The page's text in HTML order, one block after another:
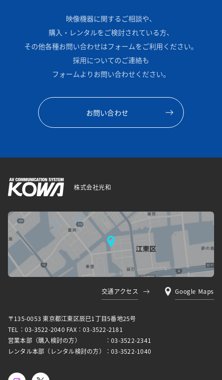
映像機器に関するご相談や、
購入・レンタルをご検討されている方、
その他各種お問い合わせはフォームをご利用ください。
採用についてのご連絡も
フォームよりお問い合わせください。
お問い合わせ
株式会社光和
交通アクセス Google Maps
〒135-0053 東京都江東区⾠⺒1丁⽬5番地25号
TEL：03-3522-2040 FAX：03-3522-2181
営業本部（購入検討の方）
：03-3522-2341
レンタル本部（レンタル検討の方）
：03-3522-1040